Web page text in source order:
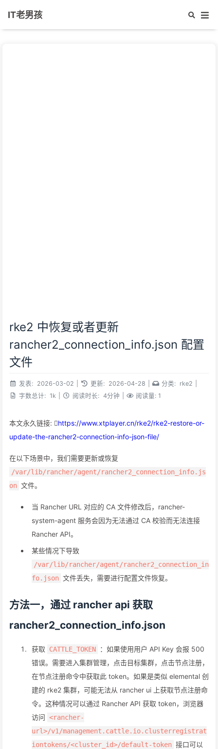
IT老男孩
rke2 中恢复或者更新
rancher2_connection_info.json 配置
文件
发表: 2026-03-02 更新: 2026-04-28 分类: rke2
字数总计: 1k 阅读时长: 4分钟 阅读量: 1
本文永久链接:
https://www.xtplayer.cn/rke2/rke2-restore-or-
update-the-rancher2-connection-info-json-file/
在以下场景中，我们需要更新或恢复
/var/lib/rancher/agent/rancher2_connection_info.js
on 文件。
当 Rancher URL 对应的 CA 文件修改后，rancher-
system-agent 服务会因为无法通过 CA 校验而无法连接
Rancher API。
某些情况下导致
/var/lib/rancher/agent/rancher2_connection_in
fo.json 文件丢失，需要进行配置文件恢复。
方法一，通过 rancher api 获取
rancher2_connection_info.json
获取 CATTLE_TOKEN
：如果使用用户 API Key 会报 500
错误。需要进入集群管理，点击目标集群，点击节点注册，
在节点注册命令中获取此 token。如果是类似 elemental 创
建的 rke2 集群，可能无法从 rancher ui 上获取节点注册命
令。这种情况可以通过 Rancher API 获取 token，浏览器
访问 <rancher-
url>/v1/management.cattle.io.clusterregistrat
iontokens/<cluster_id>/default-token 接口可以